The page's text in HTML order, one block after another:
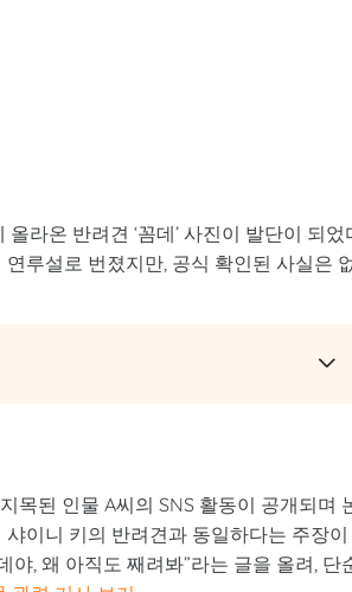
라온 반려견 ‘꼼데’ 사진이 발단이 되었
루설로 번졌지만, 공식 확인된 사실은
목된 인물 A씨의 SNS 활동이 공개되며
샤이니 키의 반려견과 동일하다는 주장이
야, 왜 아직도 째려봐”라는 글을 올려, 단